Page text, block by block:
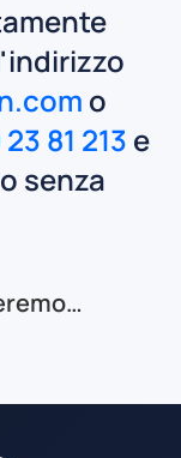
o
81 213 e
senza